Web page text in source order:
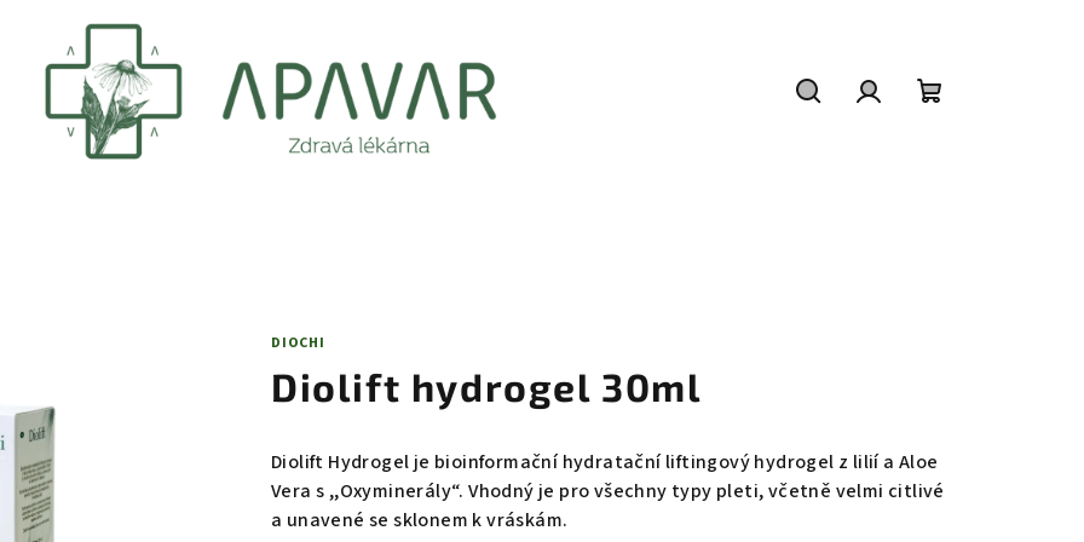
DIOCHI
Diolift hydrogel 30ml
Diolift Hydrogel je bioinformační hydratační liftingový hydrogel z lilií a Aloe
Vera s ,,Oxyminerály“. Vhodný je pro všechny typy pleti, včetně velmi citlivé
a unavené se sklonem k vráskám.